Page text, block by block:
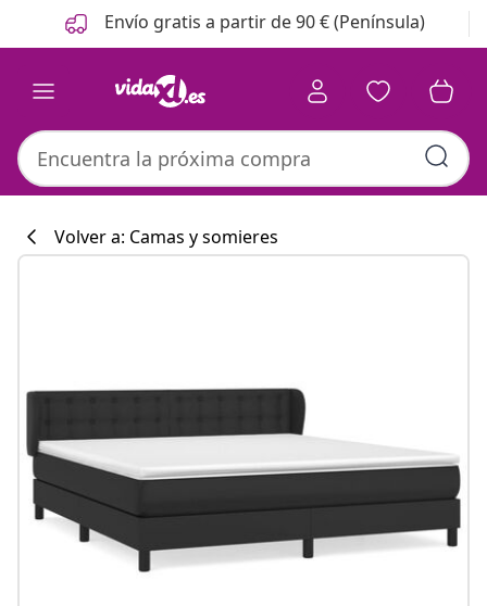
Anterior
Siguiente Envío gratis a partir de 90 € (Península)
Volver a: Camas y somieres